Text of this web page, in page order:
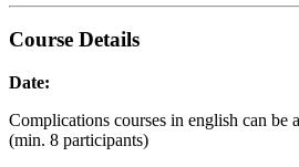
Course Details
Date:
Complications courses in english can be
(min. 8 participants)